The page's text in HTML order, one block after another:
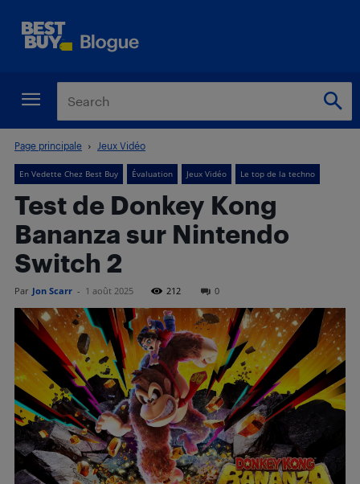
Page principale Jeux Vidéo
En Vedette Chez Best Buy Évaluation Jeux Vidéo Le top de la techno
Test de Donkey Kong
Bananza sur Nintendo
Switch 2
Par Jon Scarr - 1 août 2025 212 0